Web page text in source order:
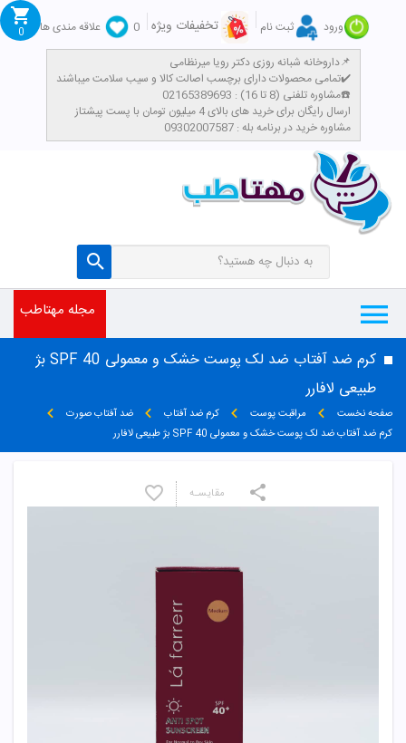
ورود ثبت نام تخفیفات ویژه 0
علاقه مندی ها
داروخانه شبانه روزی دکتر رویا میرنظامی📌
تمامی محصولات دارای برچسب اصالت کالا و سیب سلامت میباشند✔️
مشاوره تلفنی (8 تا 16) : 02165389693☎️
​ارسال رایگان برای خرید های بالای 4 میلیون تومان با پست پیشتاز
مشاوره خرید در برنامه بله : 09302007587
0
مجله مهتاطب
کرم ضد آفتاب ضد لک پوست خشک و معمولی SPF 40 بژ
طبیعی لافارر
صفحه نخست مراقبت پوست کرم ضد آفتاب
ضد آفتاب صورت
کرم ضد آفتاب ضد لک پوست خشک و معمولی SPF 40 بژ طبیعی لافارر
مقایسـه